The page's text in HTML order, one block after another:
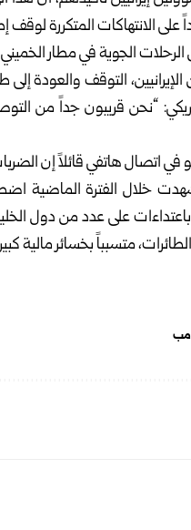
الانتهاكات المتكررة لوقف
الرحلات الجوية في مطار
التوقف والعودة
“نحن قريبون جداً من
اتصال هاتفي قائلاً إن الضربات
خلال الفترة الماضية
على عدد من دول
متسبباً بخسائر مالية